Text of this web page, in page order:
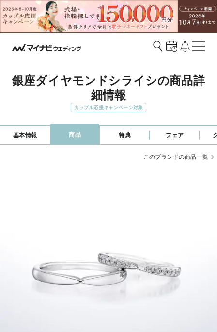
銀座ダイヤモンドシライシの商品詳
細情報
カップル応援キャンペーン対象
基本情報 商品 特典 フェア
このブランドの商品一覧